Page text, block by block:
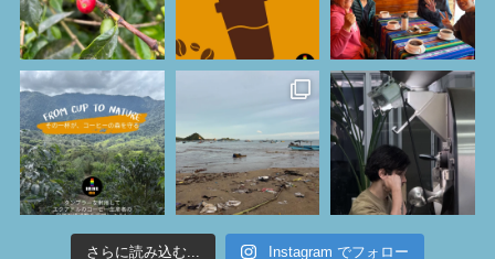
さらに読み込む... Instagram でフォロー